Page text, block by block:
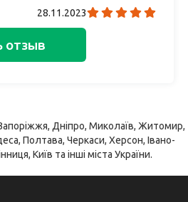
28.11.2023
отзыв
Дніпро, Миколаїв, Житомир,
Полтава, Черкаси, Херсон, Івано-
Київ та інші міста України.